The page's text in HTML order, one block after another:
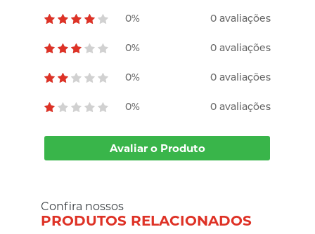
0% 0 avaliações
0% 0 avaliações
0% 0 avaliações
0% 0 avaliações
Avaliar o Produto
Confira nossos
PRODUTOS RELACIONADOS